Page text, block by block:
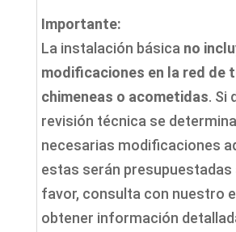
Importante:
La instalación básica no
modificaciones en la red de
chimeneas o acometidas. Si
revisión técnica se
necesarias modificaciones
estas serán presupuestadas
favor, consulta con nuestro
obtener información